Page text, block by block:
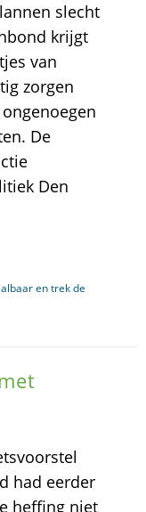
slecht
krijgt
van
zorgen
De
Den
en trek de
had eerder
heffing niet